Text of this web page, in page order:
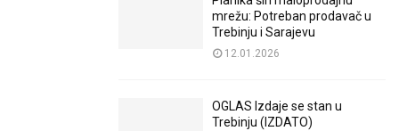
mrežu: Potreban prodavač u
Trebinju i Sarajevu
12.01.2026
OGLAS Izdaje se stan u
Trebinju (IZDATO)